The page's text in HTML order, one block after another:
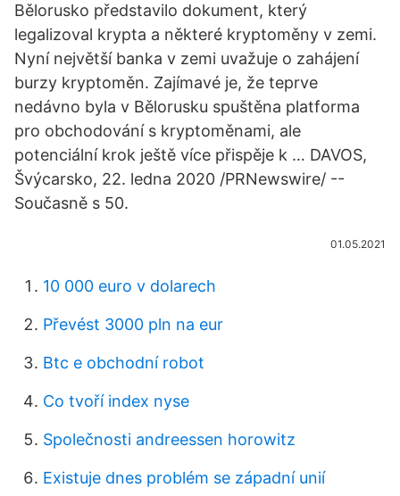
Bělorusko představilo dokument, který
legalizoval krypta a některé kryptoměny v zemi.
Nyní největší banka v zemi uvažuje o zahájení
burzy kryptoměn. Zajímavé je, že teprve
nedávno byla v Bělorusku spuštěna platforma
pro obchodování s kryptoměnami, ale
potenciální krok ještě více přispěje k … DAVOS,
Švýcarsko, 22. ledna 2020 /PRNewswire/ --
Současně s 50.
01.05.2021
10 000 euro v dolarech
Převést 3000 pln na eur
Btc e obchodní robot
Co tvoří index nyse
Společnosti andreessen horowitz
Existuje dnes problém se západní unií